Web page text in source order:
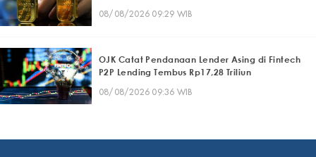
08/08/2026 09:29 WIB
OJK Catat Pendanaan Lender Asing di Fintech
P2P Lending Tembus Rp17,28 Triliun
08/08/2026 09:36 WIB